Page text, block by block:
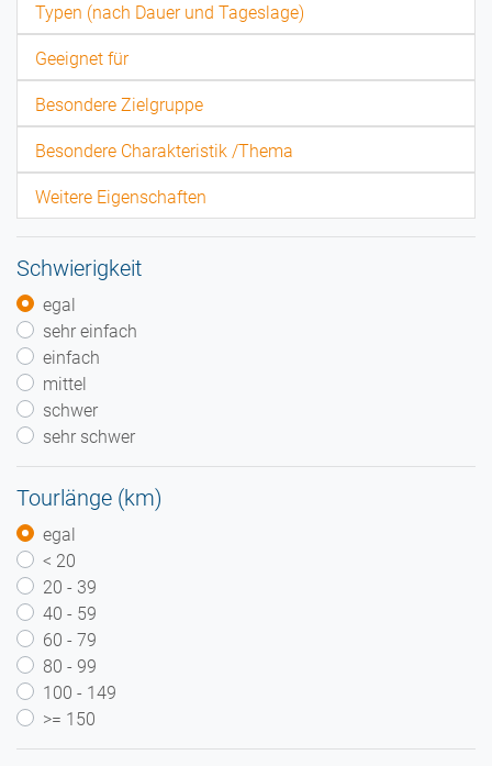
Typen (nach Dauer und Tageslage)
Geeignet für
Besondere Zielgruppe
Besondere Charakteristik /Thema
Weitere Eigenschaften
Schwierigkeit
egal
sehr einfach
einfach
mittel
schwer
sehr schwer
Tourlänge (km)
egal
< 20
20 - 39
40 - 59
60 - 79
80 - 99
100 - 149
>= 150